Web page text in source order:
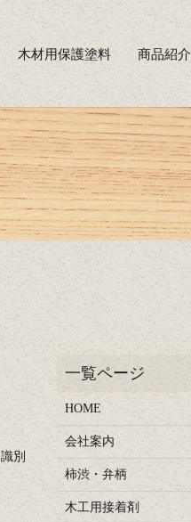
木材用保護塗料 商品紹介
別
HOME
会社案内
柿渋・弁柄
木工用接着剤